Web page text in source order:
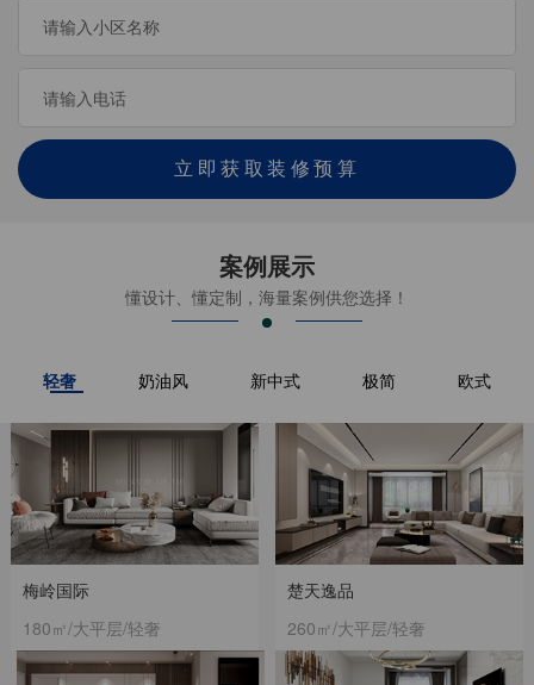
立即获取装修预算
案例展示
懂设计、懂定制，海量案例供您选择！
轻奢 奶油风 新中式 极简 欧式
梅岭国际
180㎡/大平层/轻奢
楚天逸品
260㎡/大平层/轻奢